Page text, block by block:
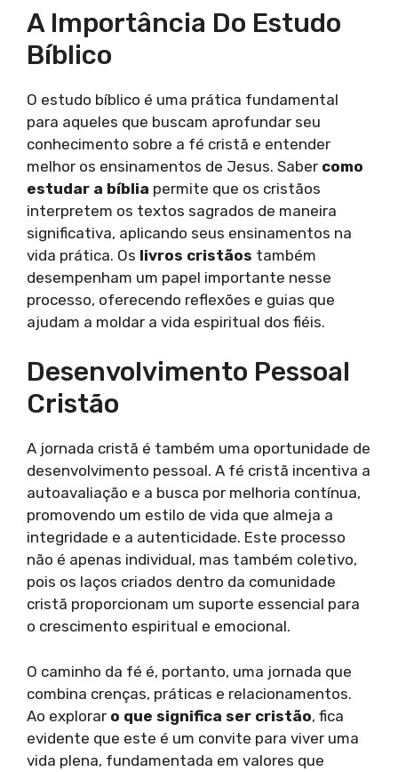
A Importância Do Estudo
Bíblico
O estudo bíblico é uma prática fundamental
para aqueles que buscam aprofundar seu
conhecimento sobre a fé cristã e entender
melhor os ensinamentos de Jesus. Saber como
estudar a bíblia permite que os cristãos
interpretem os textos sagrados de maneira
significativa, aplicando seus ensinamentos na
vida prática. Os livros cristãos também
desempenham um papel importante nesse
processo, oferecendo reflexões e guias que
ajudam a moldar a vida espiritual dos fiéis.
Desenvolvimento Pessoal
Cristão
A jornada cristã é também uma oportunidade de
desenvolvimento pessoal. A fé cristã incentiva a
autoavaliação e a busca por melhoria contínua,
promovendo um estilo de vida que almeja a
integridade e a autenticidade. Este processo
não é apenas individual, mas também coletivo,
pois os laços criados dentro da comunidade
cristã proporcionam um suporte essencial para
o crescimento espiritual e emocional.
O caminho da fé é, portanto, uma jornada que
combina crenças, práticas e relacionamentos.
Ao explorar o que significa ser cristão, fica
evidente que este é um convite para viver uma
vida plena, fundamentada em valores que